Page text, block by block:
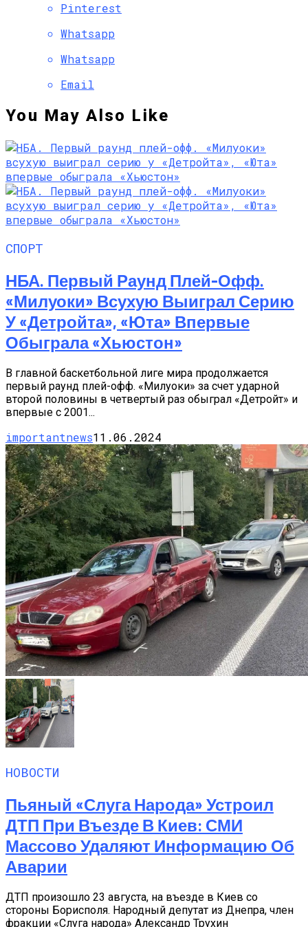
Pinterest
Whatsapp
Whatsapp
Email
You May Also Like
СПОРТ
НБА. Первый Раунд Плей-Офф.
«Милуоки» Всухую Выиграл Серию
У «Детройта», «Юта» Впервые
Обыграла «Хьюстон»
В главной баскетбольной лиге мира продолжается
первый раунд плей-офф. «Милуоки» за счет ударной
второй половины в четвертый раз обыграл «Детройт» и
впервые с 2001...
importantnews11.06.2024
НОВОСТИ
Пьяный «слуга Народа» Устроил
ДТП При Въезде В Киев: СМИ
Массово Удаляют Информацию Об
Аварии
ДТП произошло 23 августа, на въезде в Киев со
стороны Борисполя. Народный депутат из Днепра, член
фракции «Слуга народа» Александр Трухин